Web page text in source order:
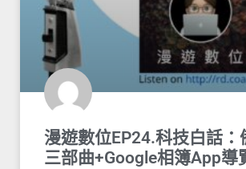
漫遊數位EP24.科技白話：
三部曲+Google相簿App導